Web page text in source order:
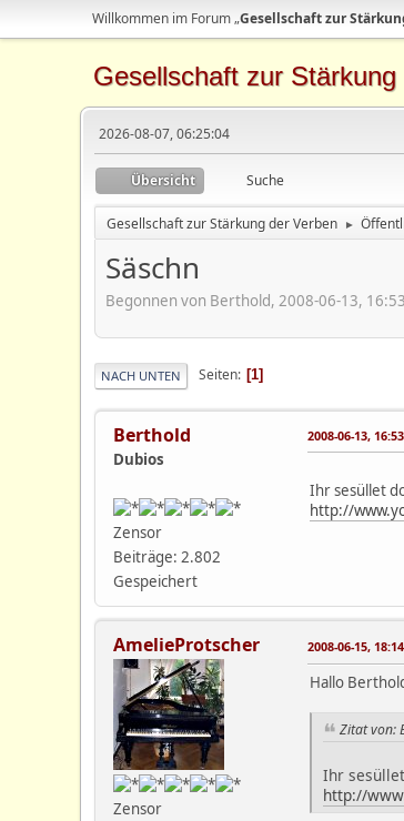
Willkommen im Forum „Gesellschaft zur
Gesellschaft zur Stärkung
2026-08-07, 06:25:04
Übersicht Suche
Gesellschaft zur Stärkung der Verben ►
Säschn
Begonnen von Berthold, 2008-06-13,
NACH UNTEN Seiten 1
Berthold
Dubios
Zensor
Beiträge: 2.802
Gespeichert
2008-06-13,
Ihr sesüllet
http://
AmelieProtscher
Zensor
2008-06-15,
Hallo
Zitat von:
Ihr
http://